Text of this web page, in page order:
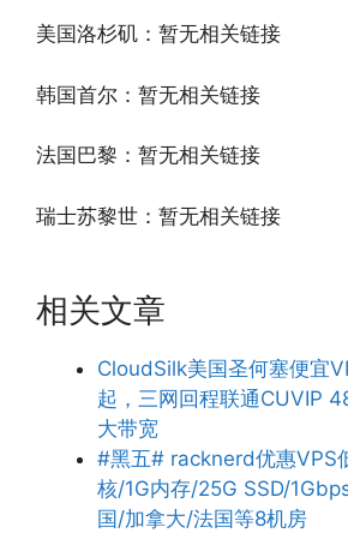
美国洛杉矶：暂无相关链接
韩国首尔：暂无相关链接
法国巴黎：暂无相关链接
瑞士苏黎世：暂无相关链接
相关文章
CloudSilk美国圣何塞便宜
起，三网回程联通CUVIP
大带宽
#黑五# racknerd优惠VPS
核/1G内存/25G SSD/
国/加拿大/法国等8机房